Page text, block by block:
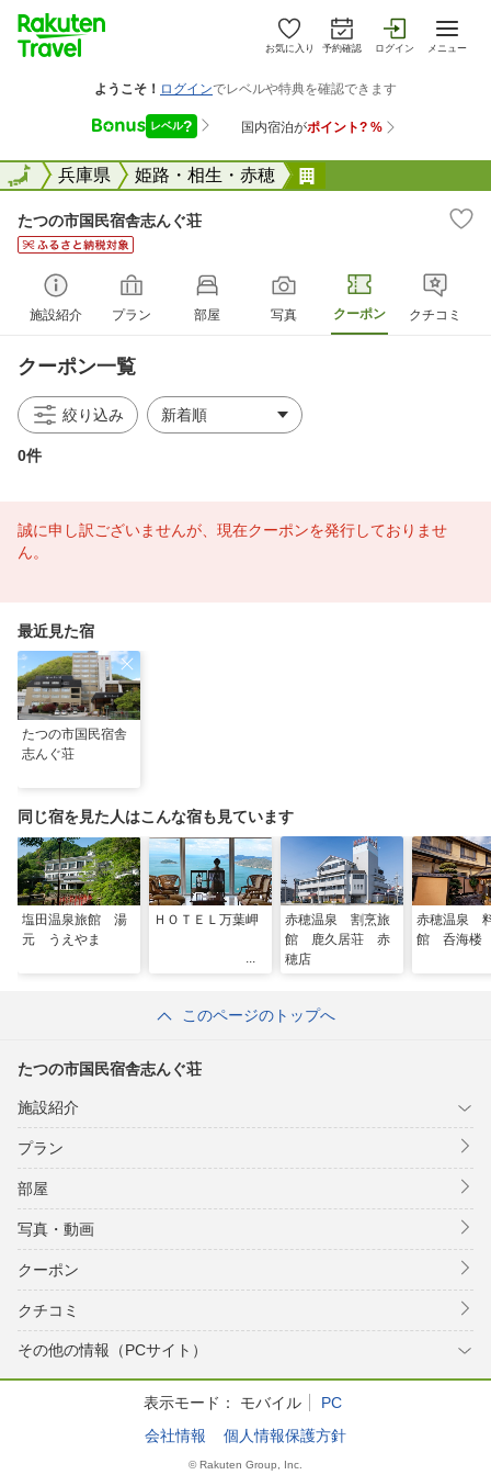
お気に入り 予約確認 ログイン メニュー
全国兵庫県 姫路・相生・赤穂
全国
たつの市国民宿舎志んぐ荘
施設紹介 プラン 部屋 写真 クーポン クチコミ
クーポン一覧
絞り込み
0件
誠に申し訳ございませんが、現在クーポンを発行しておりませ
ん。
最近見た宿
たつの市国民宿舎
志んぐ荘
同じ宿を見た人はこんな宿も見ています
塩田温泉旅館 湯
元 うえやま
ＨＯＴＥＬ万葉岬
赤穂温泉 割烹旅
館 鹿久居荘 赤
穂店
赤穂温泉
館 呑海楼
このページのトップへ
たつの市国民宿舎志んぐ荘
施設紹介
プラン
部屋
写真・動画
クーポン
クチコミ
その他の情報（PCサイト）
表示モード： モバイル
PC
会社情報
個人情報保護方針
© Rakuten Group, Inc.